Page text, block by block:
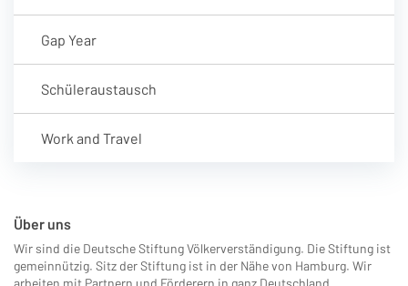
Gap Year
Schüleraustausch
Work and Travel
Über uns
Wir sind die Deutsche Stiftung Völkerverständigung. Die Stiftung ist
gemeinnützig. Sitz der Stiftung ist in der Nähe von Hamburg. Wir
arbeiten mit Partnern und Förderern in ganz Deutschland